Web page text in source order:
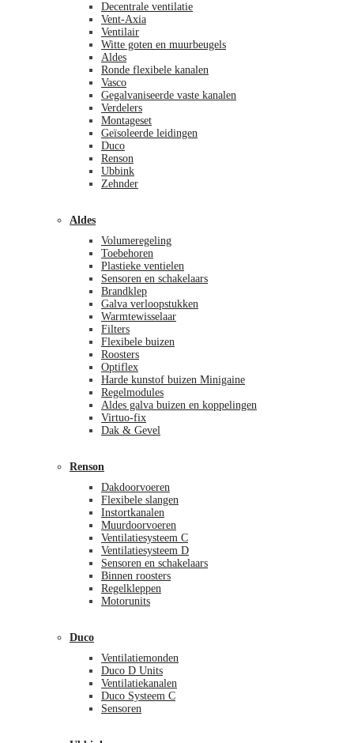
Decentrale ventilatie
Vent-Axia
Ventilair
Witte goten en muurbeugels
Aldes
Ronde flexibele kanalen
Vasco
Gegalvaniseerde vaste kanalen
Verdelers
Montageset
Geïsoleerde leidingen
Duco
Renson
Ubbink
Zehnder
Aldes
Volumeregeling
Toebehoren
Plastieke ventielen
Sensoren en schakelaars
Brandklep
Galva verloopstukken
Warmtewisselaar
Filters
Flexibele buizen
Roosters
Optiflex
Harde kunstof buizen Minigaine
Regelmodules
Aldes galva buizen en koppelingen
Virtuo-fix
Dak & Gevel
Renson
Dakdoorvoeren
Flexibele slangen
Instortkanalen
Muurdoorvoeren
Ventilatiesysteem C
Ventilatiesysteem D
Sensoren en schakelaars
Binnen roosters
Regelkleppen
Motorunits
Duco
Ventilatiemonden
Duco D Units
Ventilatiekanalen
Duco Systeem C
Sensoren